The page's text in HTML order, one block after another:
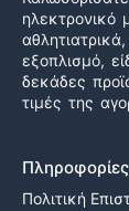
ηλεκτρονικό
εξοπλισμό,
δεκάδες
τιμές της
Πληροφορίες
Πολιτική